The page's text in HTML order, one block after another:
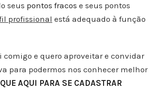
seus pontos fracos e seus pontos
profissional está adequado à função
e quero aproveitar e convidar
para podermos nos conhecer melhor
AQUI PARA SE CADASTRAR